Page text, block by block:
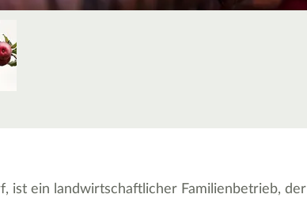
ist ein landwirtschaftlicher Familienbetrieb, der